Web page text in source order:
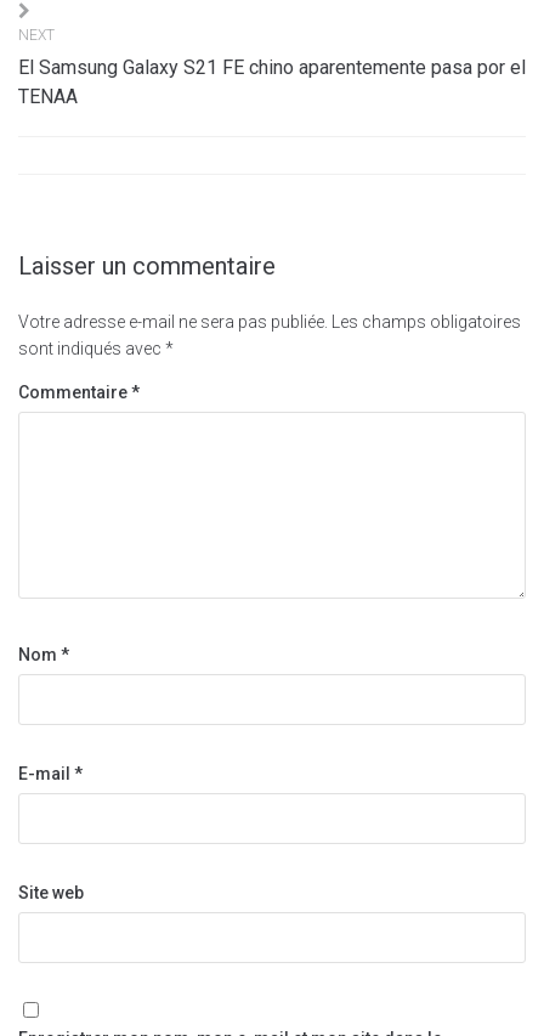
NEXT
El Samsung Galaxy S21 FE chino aparentemente pasa por el
TENAA
Laisser un commentaire
Votre adresse e-mail ne sera pas publiée. Les champs obligatoires
sont indiqués avec *
Commentaire*
Nom *
E-mail *
Site web